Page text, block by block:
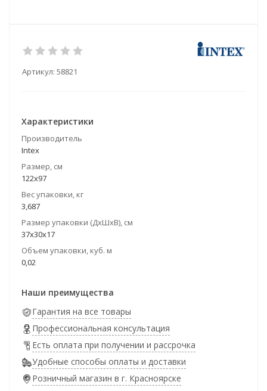
Артикул: 58821
Характеристики
Производитель
Intex
Размер, см
122х97
Вес упаковки, кг
3,687
Размер упаковки (ДхШхВ), см
37х30х17
Объем упаковки, куб. м
0,02
Наши преимущества
Гарантия на все товары
Профессиональная консультация
Есть оплата при получении и рассрочка
Удобные способы оплаты и доставки
Розничный магазин в г. Красноярске